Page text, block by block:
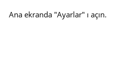
Ana ekranda "Ayarlar" ı açın.